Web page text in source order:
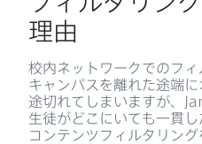
理由
校内ネットワークでの​フ
キャンパスを​離れた​途端
途切れてしまいますが、
生徒が​どこに​いても​一貫し
コンテンツフィルタリング